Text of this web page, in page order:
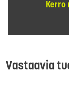
Kerro
Vastaavia